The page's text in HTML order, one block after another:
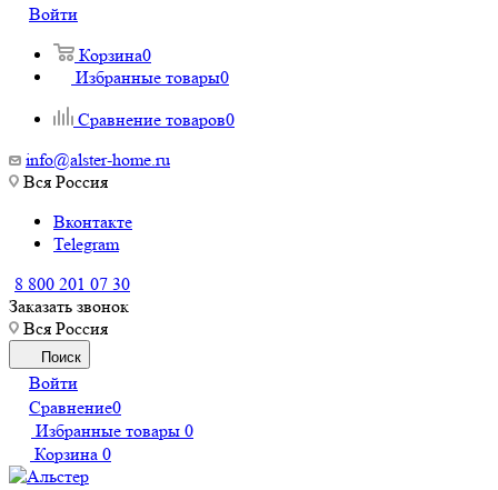
Войти
Корзина0
Избранные товары0
Сравнение товаров0
info@alster-home.ru
Вся Россия
Вконтакте
Telegram
8 800 201 07 30
Заказать звонок
Вся Россия
Поиск
Войти
Сравнение0
Избранные товары 0
Корзина 0